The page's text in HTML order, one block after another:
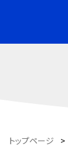
トップページ >